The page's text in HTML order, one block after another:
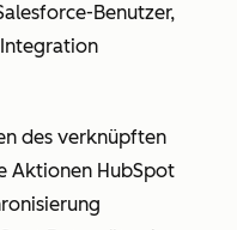
Benutzer,
des verknüpften
Aktionen HubSpot